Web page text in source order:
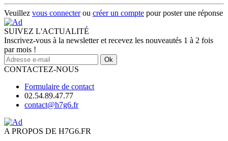
Veuillez vous connecterou créer un compte pour poster une réponse
SUIVEZ L'ACTUALITÉ
Inscrivez-vous à la newsletter et recevez les nouveautés 1 à 2 fois
par mois !
Ok
CONTACTEZ-NOUS
Formulaire de contact
02.54.89.47.77
contact@h7g6.fr
A PROPOS DE H7G6.FR